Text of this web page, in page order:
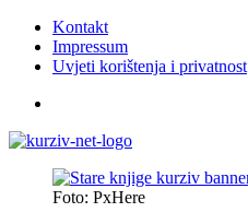
Kontakt
Impressum
Uvjeti korištenja i privatnost
Foto: PxHere